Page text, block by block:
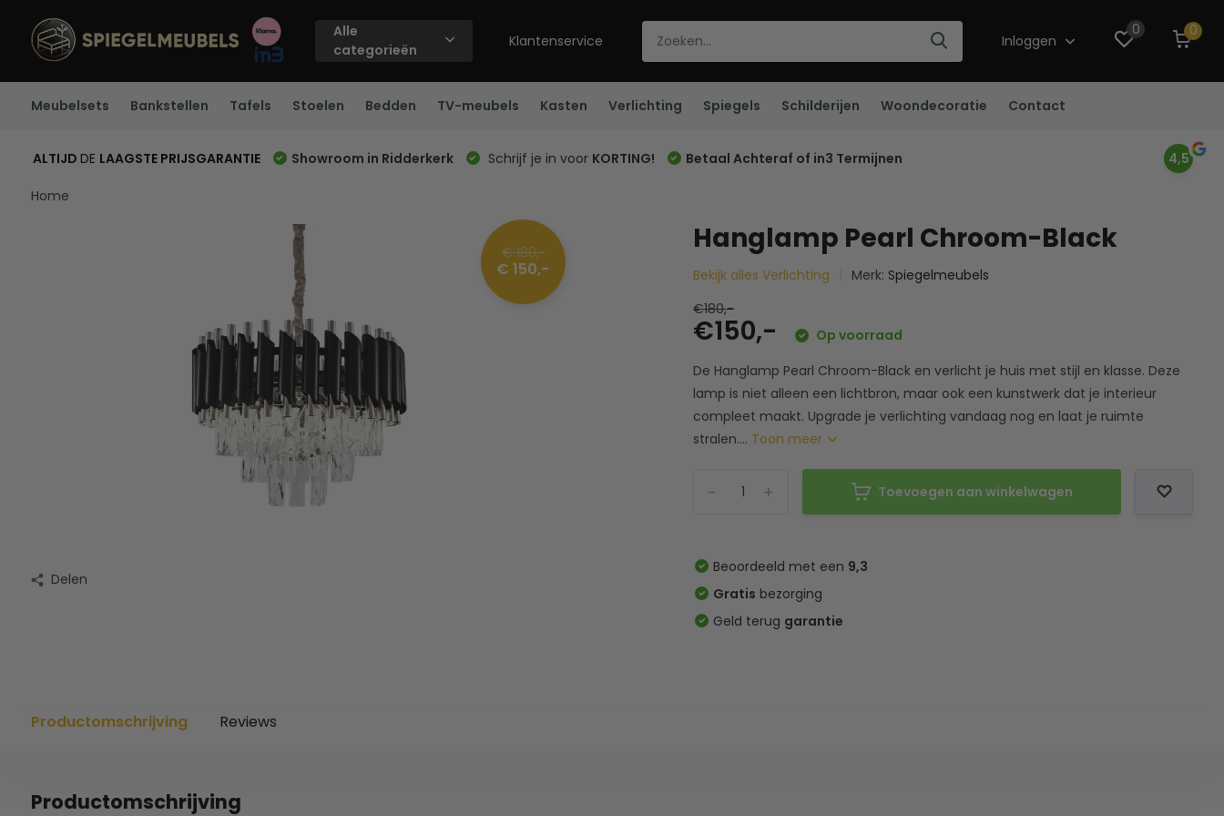
Alle
categorieën
Klantenservice Inloggen
0 0
Meubelsets Bankstellen Tafels Stoelen Bedden TV-meubels Kasten Verlichting Spiegels Schilderijen Woondecoratie Contact
ALTIJD DE LAAGSTE PRIJSGARANTIE Showroom in Ridderkerk Schrijf je in voor KORTING! Betaal Achteraf of in3 Termijnen 4,5
Home
€ 180,-
€ 150,-
Delen
Hanglamp Pearl Chroom-Black
Bekijk alles Verlichting Merk: Spiegelmeubels
€180,-
€150,-
Op voorraad
De Hanglamp Pearl Chroom-Black en verlicht je huis met stijl en klasse. Deze
lamp is niet alleen een lichtbron, maar ook een kunstwerk dat je interieur
compleet maakt. Upgrade je verlichting vandaag nog en laat je ruimte
stralen.... Toon meer
+
- Toevoegen aan winkelwagen
Beoordeeld met een 9,3
Gratis bezorging
Geld terug garantie
Productomschrijving Reviews
Productomschrijving